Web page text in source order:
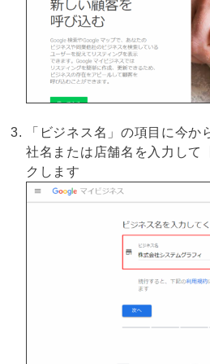
「ビジネス名」の項目に今か
社名または店舗名を入力して
クします